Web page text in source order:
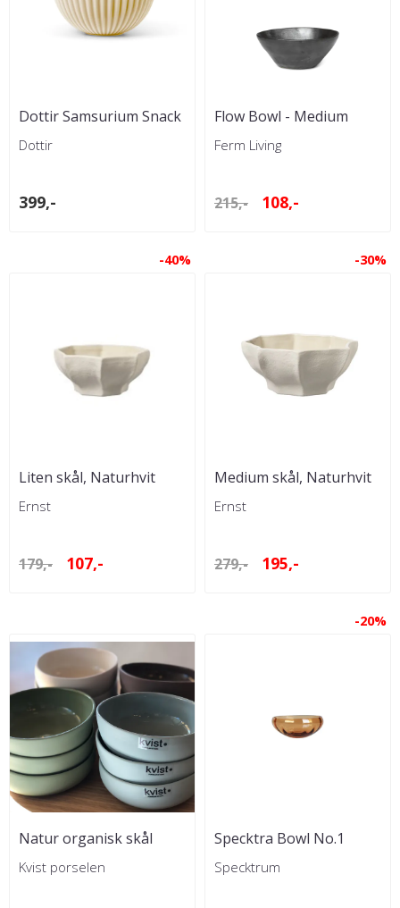
Dottir Samsurium Snack
Bowl Gul
Dottir
399,-
Flow Bowl - Medium
svart
Ferm Living
215,- 108,-
-40%
Liten skål, Naturhvit
Ernst
179,- 107,-
-30%
Medium skål, Naturhvit
Ernst
279,- 195,-
Natur organisk skål
Kvist porselen
-20%
Specktra Bowl No.1
Amber
Specktrum